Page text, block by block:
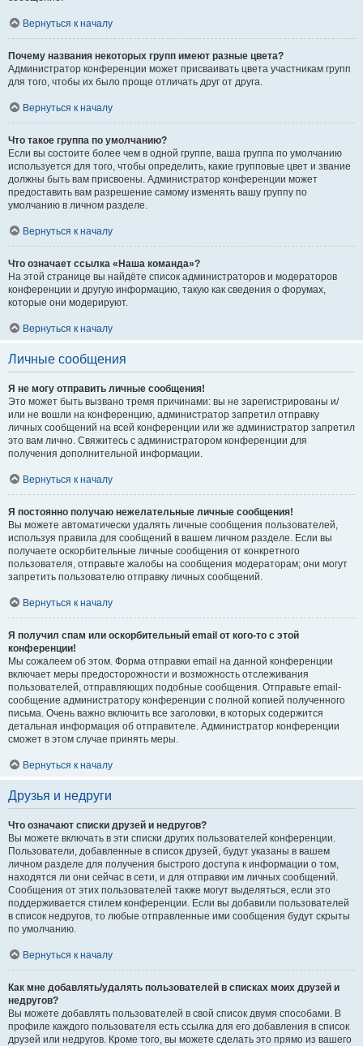
Вернуться к началу
Почему названия некоторых групп имеют разные цвета?
Администратор конференции может присваивать цвета участникам групп
для того, чтобы их было проще отличать друг от друга.
Вернуться к началу
Что такое группа по умолчанию?
Если вы состоите более чем в одной группе, ваша группа по умолчанию
используется для того, чтобы определить, какие групповые цвет и звание
должны быть вам присвоены. Администратор конференции может
предоставить вам разрешение самому изменять вашу группу по
умолчанию в личном разделе.
Вернуться к началу
Что означает ссылка «Наша команда»?
На этой странице вы найдёте список администраторов и модераторов
конференции и другую информацию, такую как сведения о форумах,
которые они модерируют.
Вернуться к началу
Личные сообщения
Я не могу отправить личные сообщения!
Это может быть вызвано тремя причинами: вы не зарегистрированы и/
или не вошли на конференцию, администратор запретил отправку
личных сообщений на всей конференции или же администратор запретил
это вам лично. Свяжитесь с администратором конференции для
получения дополнительной информации.
Вернуться к началу
Я постоянно получаю нежелательные личные сообщения!
Вы можете автоматически удалять личные сообщения пользователей,
используя правила для сообщений в вашем личном разделе. Если вы
получаете оскорбительные личные сообщения от конкретного
пользователя, отправьте жалобы на сообщения модераторам; они могут
запретить пользователю отправку личных сообщений.
Вернуться к началу
Я получил спам или оскорбительный email от кого-то с этой
конференции!
Мы сожалеем об этом. Форма отправки email на данной конференции
включает меры предосторожности и возможность отслеживания
пользователей, отправляющих подобные сообщения. Отправьте email-
сообщение администратору конференции с полной копией полученного
письма. Очень важно включить все заголовки, в которых содержится
детальная информация об отправителе. Администратор конференции
сможет в этом случае принять меры.
Вернуться к началу
Друзья и недруги
Что означают списки друзей и недругов?
Вы можете включать в эти списки других пользователей конференции.
Пользователи, добавленные в список друзей, будут указаны в вашем
личном разделе для получения быстрого доступа к информации о том,
находятся ли они сейчас в сети, и для отправки им личных сообщений.
Сообщения от этих пользователей также могут выделяться, если это
поддерживается стилем конференции. Если вы добавили пользователей
в список недругов, то любые отправленные ими сообщения будут скрыты
по умолчанию.
Вернуться к началу
Как мне добавлять/удалять пользователей в списках моих друзей и
недругов?
Вы можете добавлять пользователей в свой список двумя способами. В
профиле каждого пользователя есть ссылка для его добавления в список
друзей или недругов. Кроме того, вы можете сделать это прямо из вашего